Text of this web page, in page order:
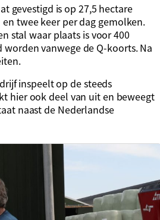
gevestigd is op 27,5 hectare
twee keer per dag gemolken.
stal waar plaats is voor 400
vanwege de Q-koorts. Na
inspeelt op de steeds
hier ook deel van uit en beweegt
naast de Nederlandse